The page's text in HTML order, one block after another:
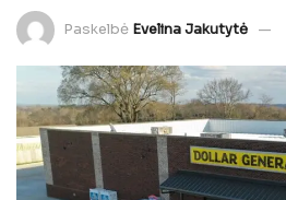
Paskelbė Evelina Jakutytė